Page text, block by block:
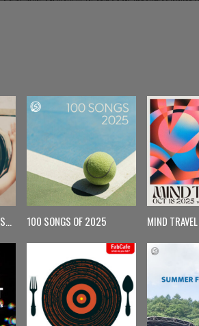
【月曜更新】Monday Spin 100 SONGS OF 2025 MIND TRAVEL